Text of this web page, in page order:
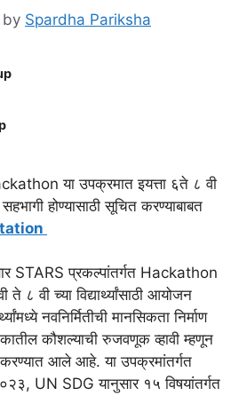
by Spardha Pariksha
या उपक्रमात इयत्ता ६ते ८ वी
सहभागी होण्यासाठी सूचित करण्याबाबत
STARS प्रकल्पांतर्गत Hackathon
ते ८ वी च्या विद्यार्थ्यांसाठी आयोजन
नवनिर्मितीची मानसिकता निर्माण
कौशल्याची रुजवणूक व्हावी म्हणून
आले आहे. या उपक्रमांतर्गत
UN SDG यानुसार १५ विषयांतर्गत